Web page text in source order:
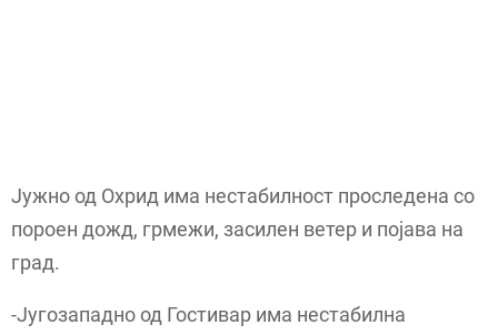
Јужно од Охрид има нестабилност проследена со
пороен дожд, грмежи, засилен ветер и појава на
град.
-Југозападно од Гостивар има нестабилна